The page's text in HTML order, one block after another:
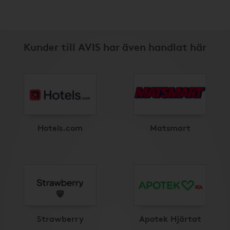
Kunder till AVIS har även handlat här
Hotels.com Matsmart
Strawberry Apotek Hjärtat